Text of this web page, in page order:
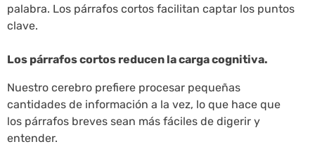
palabra. Los párrafos cortos facilitan captar los puntos
clave.
Los párrafos cortos reducen la carga cognitiva.
Nuestro cerebro prefiere procesar pequeñas
cantidades de información a la vez, lo que hace que
los párrafos breves sean más fáciles de digerir y
entender.